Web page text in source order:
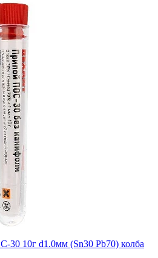
10г d1.0мм (Sn30 Pb70) колба